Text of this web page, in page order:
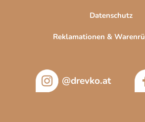
Datenschutz
Reklamationen &
@drevko.at